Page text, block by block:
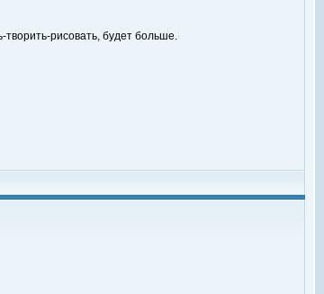
творить-рисовать, будет больше.